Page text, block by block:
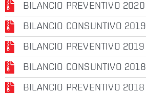
ENGLISHBILANCIO PREVENTIVO 2020
BILANCIO CONSUNTIVO 2019
BILANCIO PREVENTIVO 2019
BILANCIO CONSUNTIVO 2018
BILANCIO PREVENTIVO 2018